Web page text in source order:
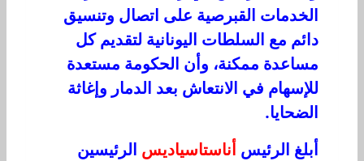
الخدمات القبرصية على اتصال وتنسيق
دائم مع السلطات اليونانية لتقديم كل
مساعدة ممكنة، وأن الحكومة مستعدة
للإسهام في الانتعاش بعد الدمار وإغاثة
الضحايا.
أبلغ الرئيس أناستاسياديس الرئيسين